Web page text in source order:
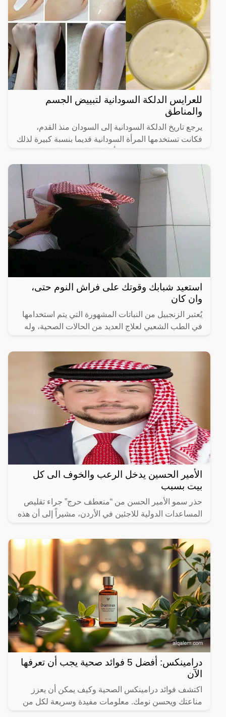
للعرايس الدلكة السودانية لتبييض الجسم
والمناطق
يرجع تاريخ الدلكة السودانية إلى السودان منذ القدم،
فكانت تستخدمها المرأة السودانية قديما بنسبة كبيرة لذلك
شهرة
استعيد شبابك وقوتك على فراش النوم حتى،
وان كان
يُعتبر الزنجبيل من النباتات المشهورة التي يتم استخدامها
في الطب الشعبي لعلاج العديد من الحالات الصحية، وله
الأمير الحسين يدخل الرعب والخوف الى كل
بيت بسبب
حذر سمو الأمير الحسن من “منعطف حرج” جراء تقليص
المساعدات الدولية للاجئين في الأردن، مشيراً إلى أن هذه
درامينكس: أفضل 5 فوائد صحية يجب أن تعرفها
الآن
اكتشف فوائد درامينكس الصحية وكيف يمكن أن يعزز
مناعتك ويحسن نومك. معلومات مفيدة وسريعة لكل من